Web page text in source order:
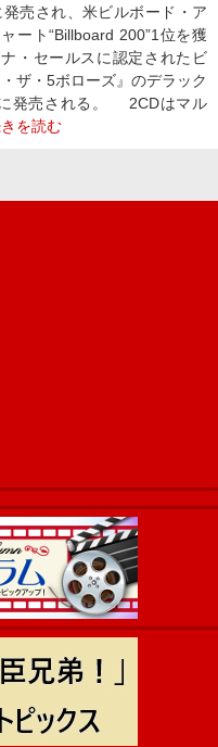
売され、米ビルボード・ア
ート“Billboard 200”1位を獲
・セールスに認定されたビ
ザ・5ボローズ』のデラック
発売される。 2CDはマル
を読む